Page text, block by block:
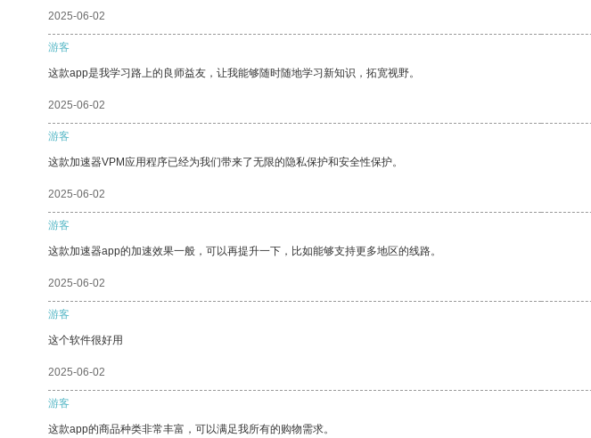
2025-06-02
游客
这款app是我学习路上的良师益友，让我能够随时随地学习新知识，拓宽视野。
2025-06-02
游客
这款加速器VPM应用程序已经为我们带来了无限的隐私保护和安全性保护。
2025-06-02
游客
这款加速器app的加速效果一般，可以再提升一下，比如能够支持更多地区的线路。
2025-06-02
游客
这个软件很好用
2025-06-02
游客
这款app的商品种类非常丰富，可以满足我所有的购物需求。